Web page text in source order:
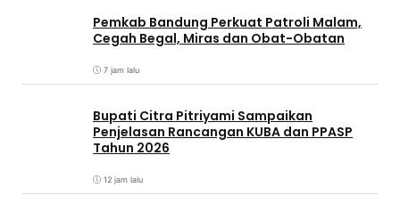
Pemkab Bandung Perkuat Patroli Malam,
Cegah Begal, Miras dan Obat-Obatan
7 jam lalu
Bupati Citra Pitriyami Sampaikan
Penjelasan Rancangan KUBA dan PPASP
Tahun 2026
12 jam lalu